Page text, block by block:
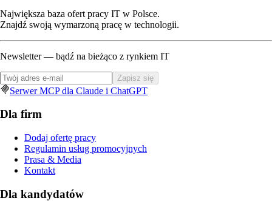
Największa baza ofert pracy IT w Polsce.
Znajdź swoją wymarzoną pracę w technologii.
Newsletter — bądź na bieżąco z rynkiem IT
Zapisz się
Serwer MCP dla Claude i ChatGPT
Dla firm
Dodaj ofertę pracy
Regulamin usług promocyjnych
Prasa & Media
Kontakt
Dla kandydatów